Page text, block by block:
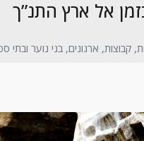
אל ארץ התנ”ך
קבוצות, ארגונים, בני נוער ובתי